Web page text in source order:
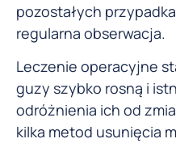
pozostałych
regularna obserwacja.
Leczenie operacyjne
guzy szybko rosną i
odróżnienia ich od
kilka metod usunięcia